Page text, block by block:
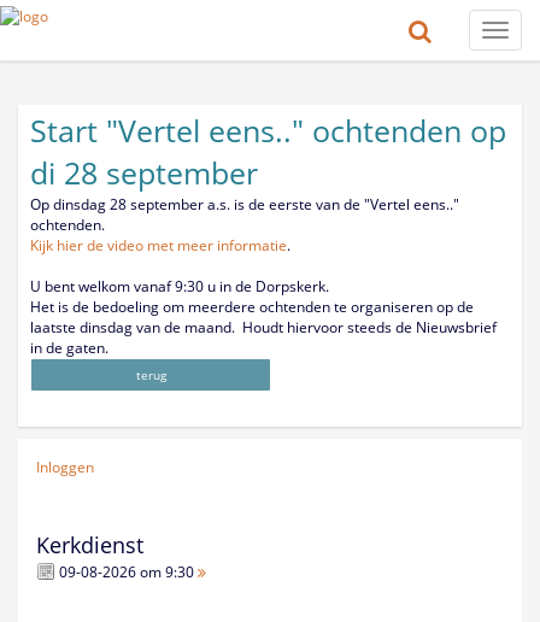
Toggle
Start "Vertel eens.." ochtenden op
di 28 september
Op dinsdag 28 september a.s. is de eerste van de "Vertel eens.."
ochtenden.
Kijk hier de video met meer informatie.
U bent welkom vanaf 9:30 u in de Dorpskerk.
Het is de bedoeling om meerdere ochtenden te organiseren op de
laatste dinsdag van de maand. Houdt hiervoor steeds de Nieuwsbrief
in de gaten.
terug
Inloggen
Kerkdienst
09-08-2026 om 9:30